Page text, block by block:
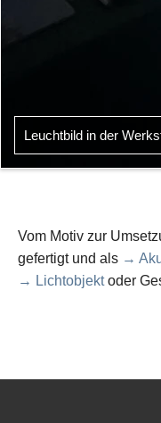
Leuchtbild in der
Vom Motiv zur
gefertigt und als →
→ Lichtobjektoder